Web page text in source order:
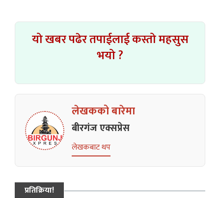
यो खबर पढेर तपाईलाई कस्तो महसुस
भयो ?
लेखकको बारेमा
बीरगंज एक्सप्रेस
लेखकबाट थप
प्रतिक्रिया!